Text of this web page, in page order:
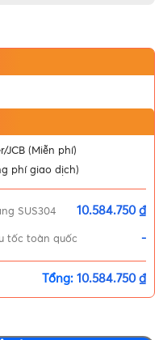
JCB (Miễn phí)
phí giao dịch)
SUS304 10.584.750 ₫
tốc toàn quốc -
Tổng: 10.584.750 ₫